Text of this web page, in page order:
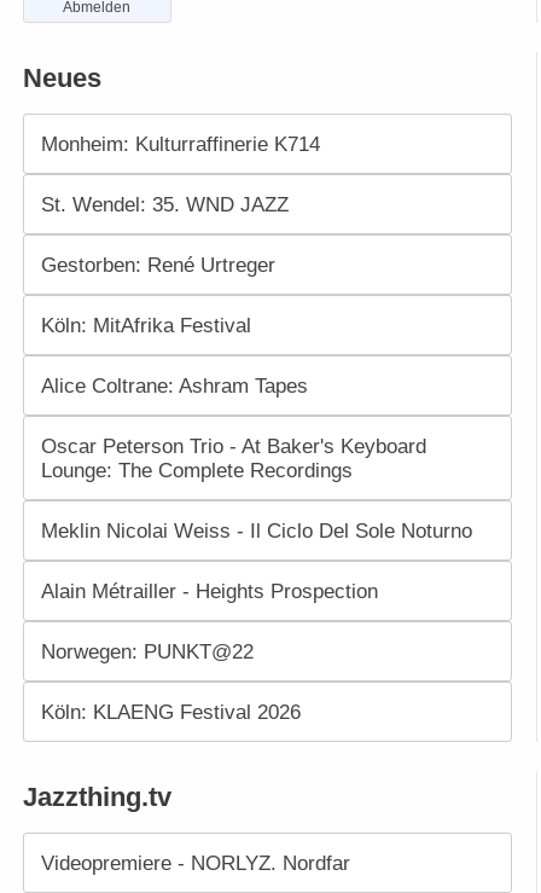
Abmelden
Neues
Monheim: Kulturraffinerie K714
St. Wendel: 35. WND JAZZ
Gestorben: René Urtreger
Köln: MitAfrika Festival
Alice Coltrane: Ashram Tapes
Oscar Peterson Trio - At Baker's Keyboard
Lounge: The Complete Recordings
Meklin Nicolai Weiss - Il Ciclo Del Sole Noturno
Alain Métrailler - Heights Prospection
Norwegen: PUNKT@22
Köln: KLAENG Festival 2026
Jazzthing.tv
Videopremiere - NORLYZ. Nordfar